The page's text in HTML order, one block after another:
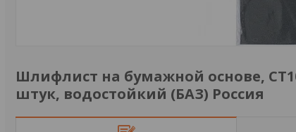
Шлифлист на бумажной основе,
штук, водостойкий (БАЗ) Россия